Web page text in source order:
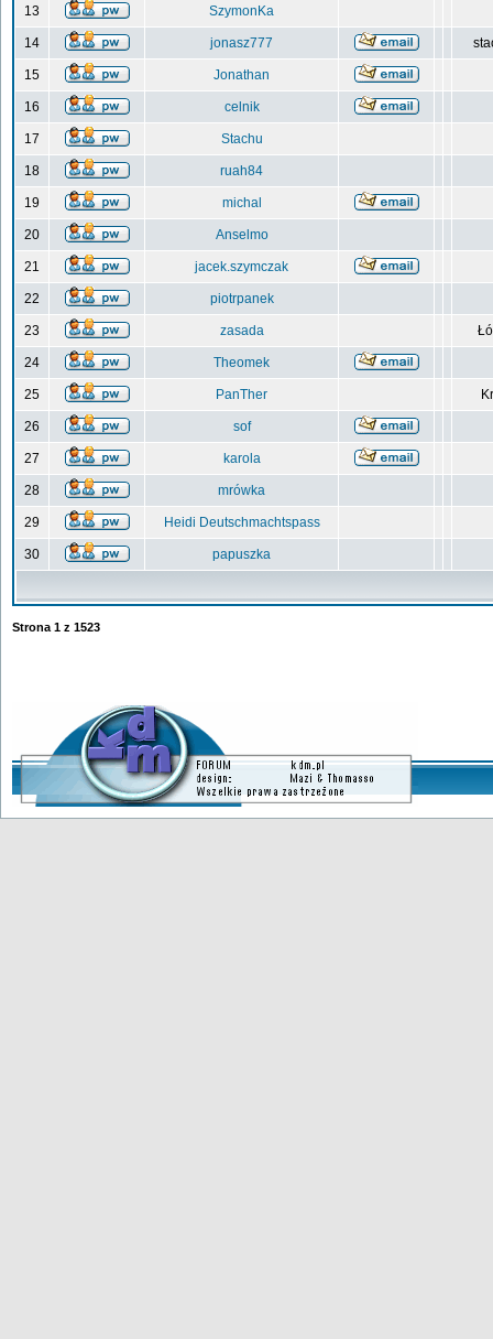
13 SzymonKa
14 jonasz777
15 Jonathan
16 celnik
17 Stachu
18 ruah84
19 michal
20 Anselmo
21 jacek.szymczak
22 piotrpanek
23 zasada
24 Theomek
25 PanTher
26 sof
27 karola
28 mrówka
29 Heidi Deutschmachtspass
30 papuszka
Strona 1 z 1523